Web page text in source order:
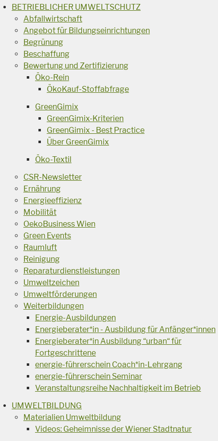
BETRIEBLICHER UMWELTSCHUTZ
Abfallwirtschaft
Angebot für Bildungseinrichtungen
Begrünung
Beschaffung
Bewertung und Zertifizierung
Öko-Rein
ÖkoKauf-Stoffabfrage
GreenGimix
GreenGimix-Kriterien
GreenGimix - Best Practice
Über GreenGimix
Öko-Textil
CSR-Newsletter
Ernährung
Energieeffizienz
Mobilität
OekoBusiness Wien
Green Events
Raumluft
Reinigung
Reparaturdienstleistungen
Umweltzeichen
Umweltförderungen
Weiterbildungen
Energie-Ausbildungen
Energieberater*in - Ausbildung für Anfänger*innen
Energieberater*in Ausbildung “urban“ für
Fortgeschrittene
energie-führerschein Coach*in-Lehrgang
energie-führerschein Seminar
Veranstaltungsreihe Nachhaltigkeit im Betrieb
UMWELTBILDUNG
Materialien Umweltbildung
Videos: Geheimnisse der Wiener Stadtnatur